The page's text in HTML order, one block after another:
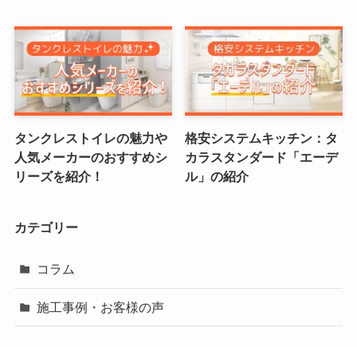
タンクレストイレの魅力や
人気メーカーのおすすめシ
リーズを紹介！
格安システムキッチン：タ
カラスタンダード「エーデ
ル」の紹介
カテゴリー
コラム
施工事例・お客様の声